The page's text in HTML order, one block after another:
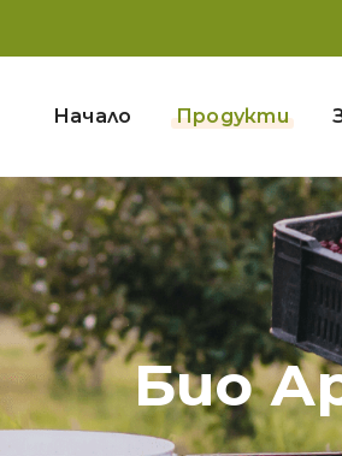
Начало Продукти
Био